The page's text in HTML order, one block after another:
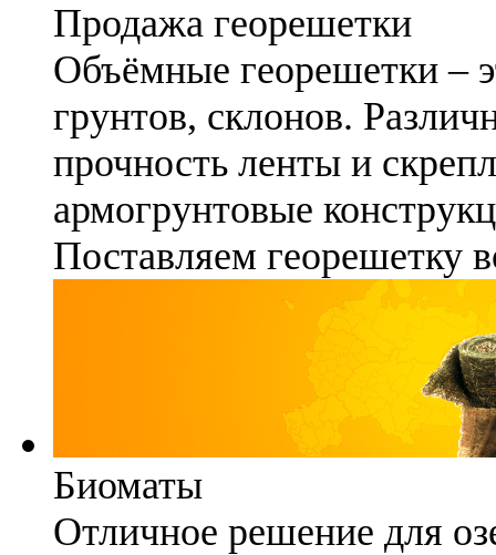
Продажа георешетки
Объёмные георешетки –
грунтов, склонов.
прочность ленты и
армогрунтовые
Поставляем георешетку
Биоматы
Отличное решение для